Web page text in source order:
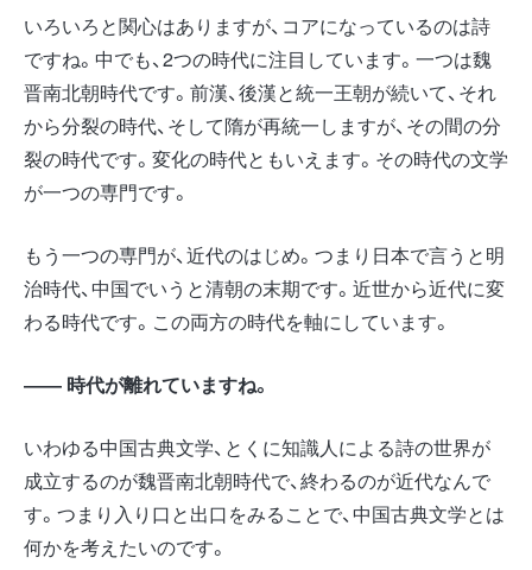
いろいろと関心はありますが、コアになっているのは詩
ですね。中でも、2つの時代に注目しています。一つは魏
晋南北朝時代です。前漢、後漢と統一王朝が続いて、それ
から分裂の時代、そして隋が再統一しますが、その間の分
裂の時代です。変化の時代ともいえます。その時代の文学
が一つの専門です。
もう一つの専門が、近代のはじめ。つまり日本で言うと明
治時代、中国でいうと清朝の末期です。近世から近代に変
わる時代です。この両方の時代を軸にしています。
―― 時代が離れていますね。
いわゆる中国古典文学、とくに知識人による詩の世界が
成立するのが魏晋南北朝時代で、終わるのが近代なんで
す。つまり入り口と出口をみることで、中国古典文学とは
何かを考えたいのです。